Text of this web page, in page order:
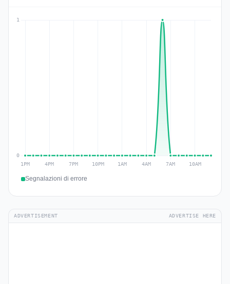
Segnalazioni di errore
ADVERTISEMENT ADVERTISE HERE